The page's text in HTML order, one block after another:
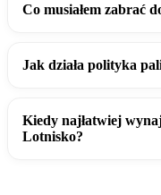
Co musiałem zabrać
Jak działa polityka
Kiedy najłatwiej
Lotnisko?